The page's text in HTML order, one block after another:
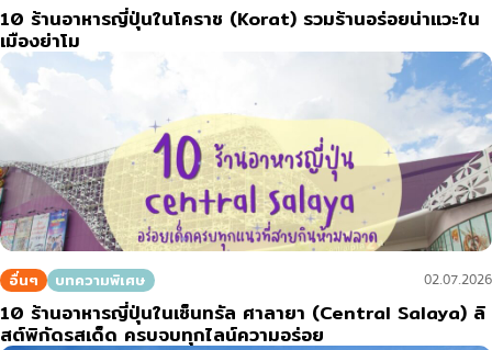
10 ร้านอาหารญี่ปุ่นในโคราช (Korat) รวมร้านอร่อยน่าแวะใน
เมืองย่าโม
อื่นๆ บทความพิเศษ
10 ร้านอาหารญี่ปุ่นในเซ็นทรัล ศาลายา (Central Salaya) ลิ
สต์พิกัดรสเด็ด ครบจบทุกไลน์ความอร่อย
02.07.2026